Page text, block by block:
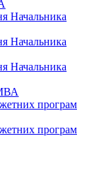
Начальника
Начальника
Начальника
програм
програм